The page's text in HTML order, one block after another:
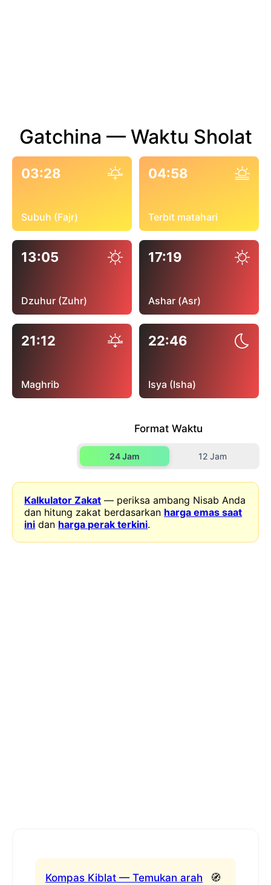
Gatchina — Waktu Sholat
03:28
Subuh (Fajr)
04:58
Terbit matahari
13:05
Dzuhur (Zuhr)
17:19
Ashar (Asr)
21:12
Maghrib
22:46
Isya (Isha)
Format Waktu
24 Jam 12 Jam
Kalkulator Zakat — periksa ambang Nisab Anda
dan hitung zakat berdasarkan harga emas saat
ini dan harga perak terkini.
Kompas Kiblat — Temukan arah
🧭